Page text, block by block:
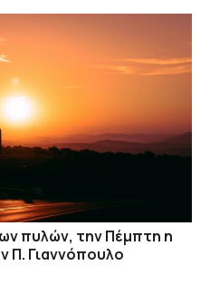
πυλών, την Πέμπτη η
Π. Γιαννόπουλο